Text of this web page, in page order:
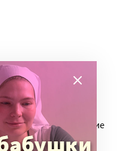
показывающие
и так далее, —